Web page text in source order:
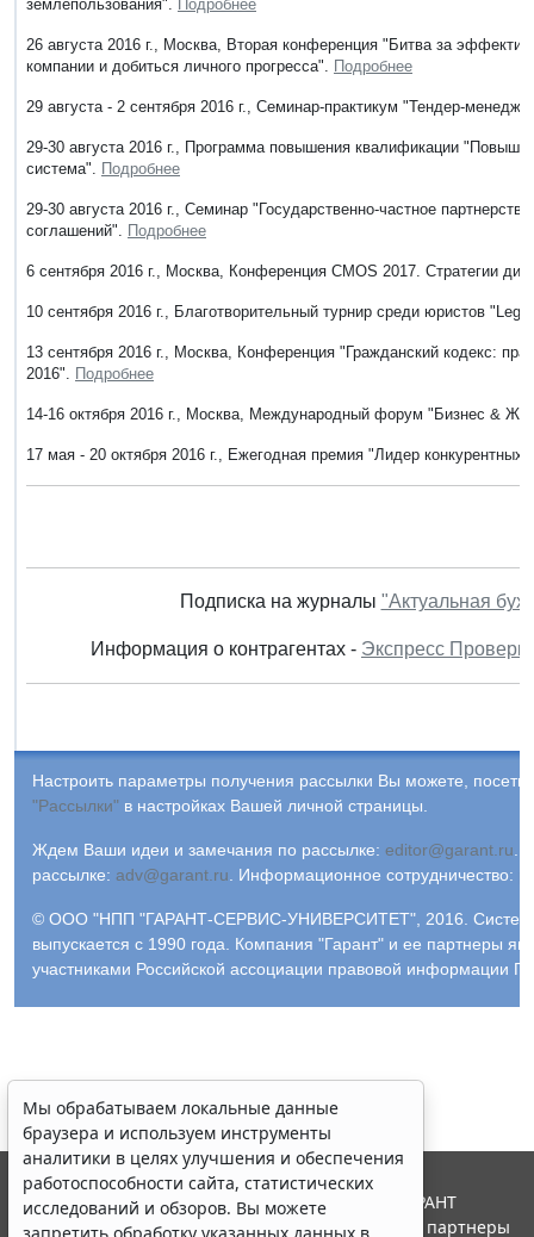
землепользования". Подробнее
26 августа 2016 г., Москва, Вторая конференция "Битва за
компании и добиться личного прогресса". Подробнее
29 августа - 2 сентября 2016 г., Семинар-практикум "Тендер-
29-30 августа 2016 г., Программа повышения квалификации
система". Подробнее
29-30 августа 2016 г., Семинар "Государственно-частное
соглашений". Подробнее
6 сентября 2016 г., Москва, Конференция CMOS 2017. Стратегии
10 сентября 2016 г., Благотворительный турнир среди юристов
13 сентября 2016 г., Москва, Конференция "Гражданский кодекс:
2016". Подробнее
14-16 октября 2016 г., Москва, Международный форум "Бизнес &
17 мая - 20 октября 2016 г., Ежегодная премия "Лидер конкурентных
Подписка на журналы "Актуальная
Информация о контрагентах - Экспресс
Настроить параметры получения рассылки Вы можете,
"Рассылки" в настройках Вашей личной страницы.
Ждем Ваши идеи и замечания по рассылке: editor@garant.ru
рассылке: adv@garant.ru Информационное сотрудничество:
© ООО "НПП "ГАРАНТ-СЕРВИС-УНИВЕРСИТЕТ", 2016.
выпускается с 1990 года. Компания "Гарант" и ее партнеры
участниками Российской ассоциации правовой информации
Мы обрабатываем локальные данные
браузера и используем инструменты
аналитики в целях улучшения и обеспечения
работоспособности сайта, статистических
исследований и обзоров. Вы можете
© ООО "НПП "ГАРАНТ-СЕРВИС", 2026. Система ГАРАНТ
выпускается с 1990 года. Компания "Гарант" и ее партнеры